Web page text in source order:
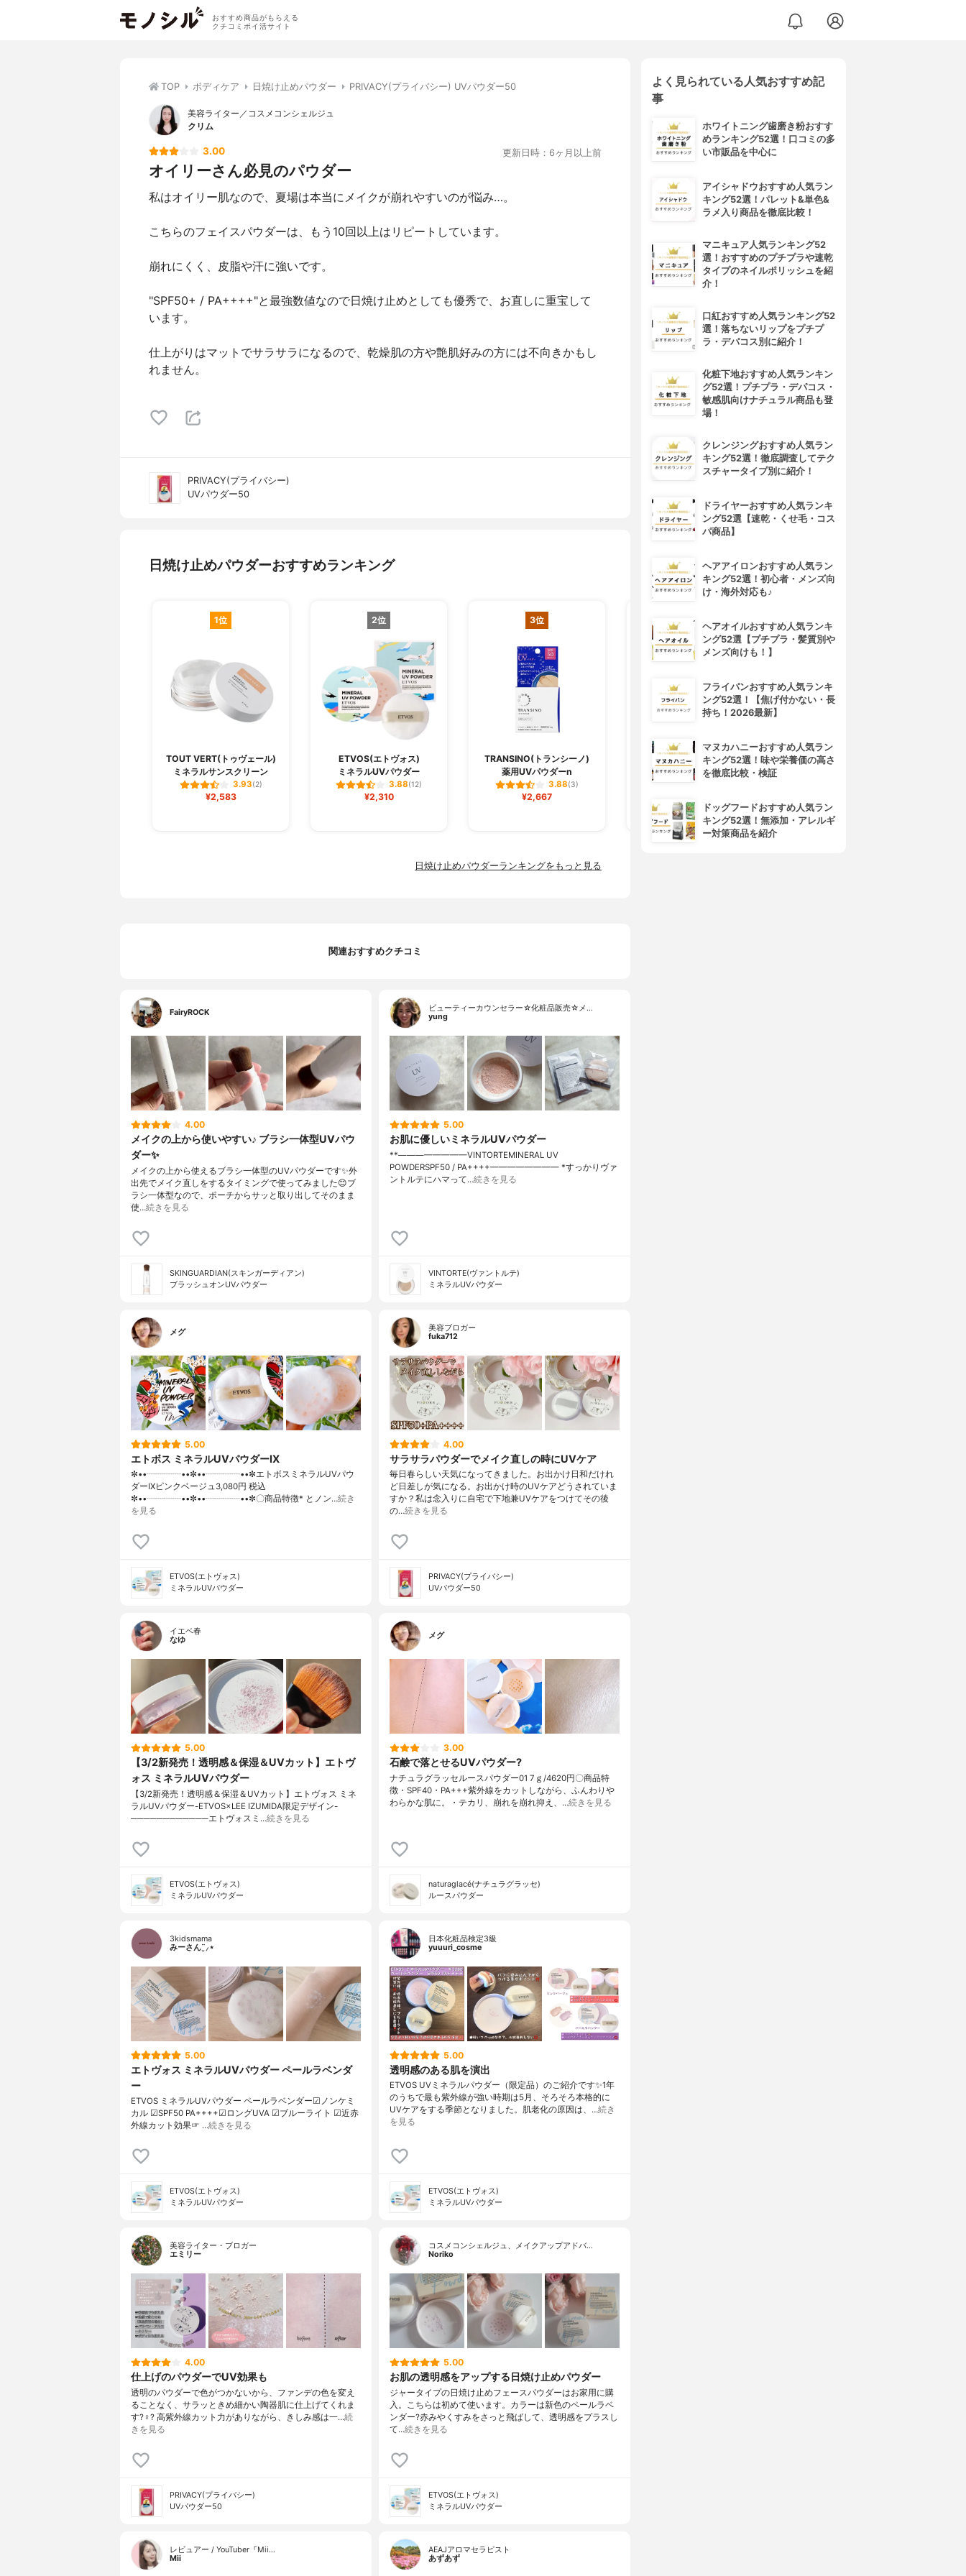
おすすめ商品がもらえる
クチコミポイ活サイト
TOP ボディケア 日焼け止めパウダー PRIVACY(プライバシー) UVパウダー50
美容ライター／コスメコンシェルジュ
クリム
3.00 更新日時：6ヶ月以上前
オイリーさん必見のパウダー
私はオイリー肌なので、夏場は本当にメイクが崩れやすいのが悩み…。
こちらのフェイスパウダーは、もう10回以上はリピートしています。
崩れにくく、皮脂や汗に強いです。
"SPF50+ / PA++++"と最強数値なので日焼け止めとしても優秀で、お直しに重宝して
います。
仕上がりはマットでサラサラになるので、乾燥肌の方や艶肌好みの方には不向きかもし
れません。
PRIVACY(プライバシー)
UVパウダー50
日焼け止めパウダーおすすめランキング
1位
TOUT VERT(トゥヴェール)
ミネラルサンスクリーン
3.93(2)
¥2,583
2位
ETVOS(エトヴォス)
ミネラルUVパウダー
3.88(12)
¥2,310
3位
TRANSINO(トランシーノ)
薬用UVパウダーn
3.88(3)
¥2,667
4位
Dr.Ci:Labo(ドクターシーラボ)
エンリッチリフトUVパウダー
¥1,920
ORBIS(オルビス)
日焼け止めパウダーランキングをもっと見る
関連おすすめクチコミ
FairyROCK
4.00
メイクの上から使いやすい♪ ブラシ一体型UVパウ
ダー✨
メイクの上から使えるブラシ一体型のUVパウダーです✨外
出先でメイク直しをするタイミングで使ってみました😊ブ
ラシ一体型なので、ポーチからサッと取り出してそのまま
使…続きを見る
SKINGUARDIAN(スキンガーディアン)
ブラッシュオンUVパウダー
ビューティーカウンセラー☆化粧品販売☆メ…
yung
5.00
お肌に優しいミネラルUVパウダー
**————————⁡VINTORTE⁡MINERAL UV
POWDERSPF50 / PA++++⁡———————— ⁡⁡⁡*すっかりヴァ
ントルテにハマって…続きを見る
VINTORTE(ヴァントルテ)
ミネラルUVパウダー
メグ
5.00
エトボス ミネラルUVパウダーIX
✼••┈┈┈┈••✼••┈┈┈┈••✼エトボスミネラルUVパウ
ダーIXピンクベージュ3,080円 税込
✼••┈┈┈┈••✼••┈┈┈┈••✼〇商品特徴* とノン…続き
を見る
ETVOS(エトヴォス)
ミネラルUVパウダー
美容ブロガー
fuka712
4.00
サラサラパウダーでメイク直しの時にUVケア
毎日春らしい天気になってきました。お出かけ日和だけれ
ど日差しが気になる。お出かけ時のUVケアどうされていま
すか？私は念入りに自宅で下地兼UVケアをつけてその後
の…続きを見る
PRIVACY(プライバシー)
UVパウダー50
イエベ春
なゆ
5.00
【3/2新発売！透明感＆保湿＆UVカット】エトヴ
ォス ミネラルUVパウダー
【3/2新発売！透明感＆保湿＆UVカット】エトヴォス ミネ
ラルUVパウダー-ETVOS×LEE IZUMIDA限定デザイン-
────────────エトヴォスミ…続きを見る
ETVOS(エトヴォス)
ミネラルUVパウダー
メグ
3.00
石鹸で落とせるUVパウダー?
ナチュラグラッセルースパウダー01 7ｇ/4620円〇商品特
徴・SPF40・PA+++紫外線をカットしながら、ふんわりや
わらかな肌に。・テカリ、崩れを崩れ抑え、…続きを見る
naturaglacé(ナチュラグラッセ)
ルースパウダー
3kidsmama
みーさん¨̮⸝⋆
5.00
エトヴォス ミネラルUVパウダー ペールラベンダ
ー
ETVOS ミネラルUVパウダー ペールラベンダー☑︎ノンケミ
カル ☑︎SPF50 PA++++☑︎ロングUVA ☑︎ブルーライト ☑︎近赤
外線カット効果☞ …続きを見る
ETVOS(エトヴォス)
ミネラルUVパウダー
日本化粧品検定3級
yuuuri_cosme
5.00
透明感のある肌を演出
ETVOS UVミネラルパウダー（限定品）のご紹介です✨1年
のうちで最も紫外線が強い時期は5月、そろそろ本格的に
UVケアをする季節となりました。肌老化の原因は、…続き
を見る
ETVOS(エトヴォス)
ミネラルUVパウダー
美容ライター・ブロガー
エミリー
4.00
仕上げのパウダーでUV効果も
透明のパウダーで色がつかないから、ファンデの色を変え
ることなく、サラッときめ細かい陶器肌に仕上げてくれま
す?‍♀️? 高紫外線カット力がありながら、きしみ感は一…続
きを見る
PRIVACY(プライバシー)
UVパウダー50
コスメコンシェルジュ、メイクアップアドバ…
Noriko
5.00
お肌の透明感をアップする日焼け止めパウダー
ジャータイプの日焼け止めフェースパウダーはお家用に購
入。こちらは初めて使います。カラーは新色のペールラベ
ンダー?赤みやくすみをさっと飛ばして、透明感をプラスし
て…続きを見る
ETVOS(エトヴォス)
ミネラルUVパウダー
レビュアー / YouTuber『Mii…
Mii
AEAJアロマセラピスト
あずあず
よく見られている人気おすすめ記
事
ホワイトニング歯磨き粉おすす
めランキング52選！口コミの多
い市販品を中心に
アイシャドウおすすめ人気ラン
キング52選！パレット&単色&
ラメ入り商品を徹底比較！
マニキュア人気ランキング52
選！おすすめのプチプラや速乾
タイプのネイルポリッシュを紹
介！
口紅おすすめ人気ランキング52
選！落ちないリップをプチプ
ラ・デパコス別に紹介！
化粧下地おすすめ人気ランキン
グ52選！プチプラ・デパコス・
敏感肌向けナチュラル商品も登
場！
クレンジングおすすめ人気ラン
キング52選！徹底調査してテク
スチャータイプ別に紹介！
ドライヤーおすすめ人気ランキ
ング52選【速乾・くせ毛・コス
パ商品】
ヘアアイロンおすすめ人気ラン
キング52選！初心者・メンズ向
け・海外対応も♪
ヘアオイルおすすめ人気ランキ
ング52選【プチプラ・髪質別や
メンズ向けも！】
フライパンおすすめ人気ランキ
ング52選！【焦げ付かない・長
持ち！2026最新】
マヌカハニーおすすめ人気ラン
キング52選！味や栄養価の高さ
を徹底比較・検証
ドッグフードおすすめ人気ラン
キング52選！無添加・アレルギ
ー対策商品を紹介